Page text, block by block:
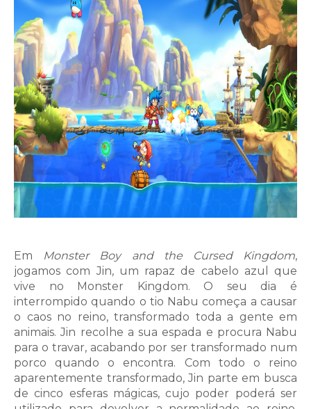
Em Monster Boy and the Cursed Kingdom,
jogamos com Jin, um rapaz de cabelo azul que
vive no Monster Kingdom. O seu dia é
interrompido quando o tio Nabu começa a causar
o caos no reino, transformado toda a gente em
animais. Jin recolhe a sua espada e procura Nabu
para o travar, acabando por ser transformado num
porco quando o encontra. Com todo o reino
aparentemente transformado, Jin parte em busca
de cinco esferas mágicas, cujo poder poderá ser